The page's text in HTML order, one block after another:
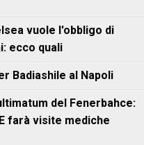
vuole l'obbligo di
ecco quali
Badiashile al Napoli
del Fenerbahce:
farà visite mediche